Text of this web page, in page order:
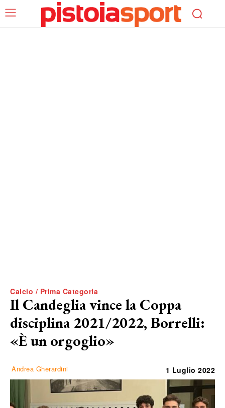
Calcio / Prima Categoria
Il Candeglia vince la Coppa
disciplina 2021/2022, Borrelli:
«È un orgoglio»
Andrea Gherardini 1 Luglio 2022